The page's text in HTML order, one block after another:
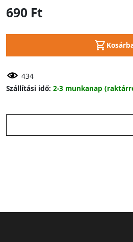
690 Ft
434
Szállítási idő: 2-3 munkanap